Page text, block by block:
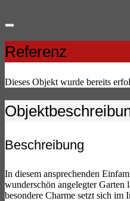
Referenz
Dieses Objekt wurde bereits
Beschreibung
In diesem ansprechenden
wunderschön angelegter Garten
besondere Charme setzt sich im